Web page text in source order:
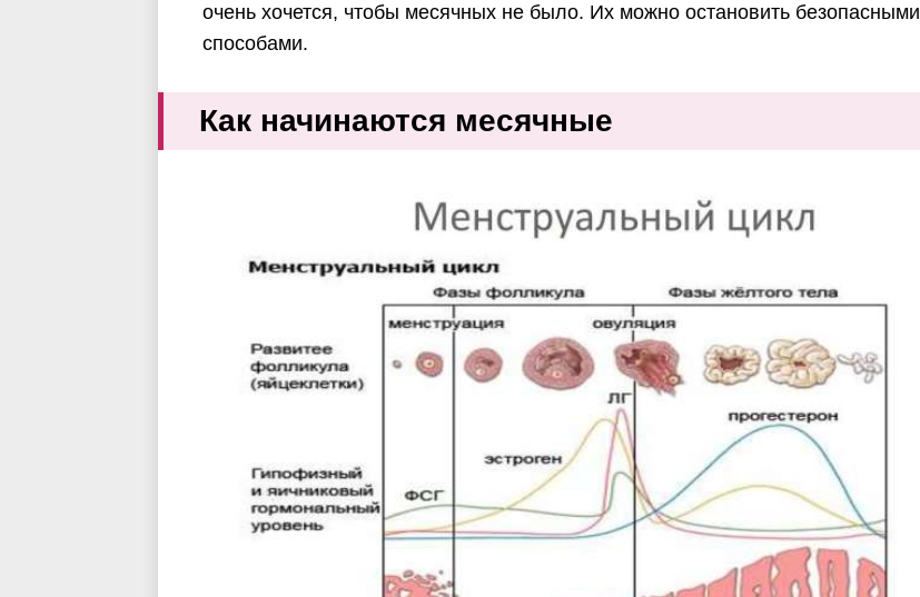
очень хочется, чтобы месячных не было. Их можно остановить безопасными
способами.
Как начинаются месячные